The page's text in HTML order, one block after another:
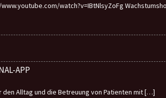
watch?v=IBtNlsyZoFg
APP
den Alltag und die Betreuung von Patienten mit[…]